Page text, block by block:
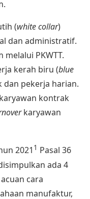
(white collar)
dan administratif.
PKWTT.
kerah biru (blue
dan pekerja harian.
karyawan kontrak
karyawan
2021 1 Pasal 36
ada 4
cara
manufaktur,